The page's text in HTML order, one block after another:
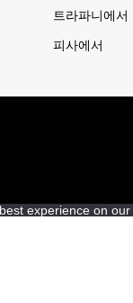
트라파니에서
피사에서
experience on